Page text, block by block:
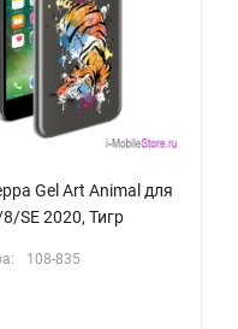
Gel Art Animal для
SE 2020, Тигр
108-835